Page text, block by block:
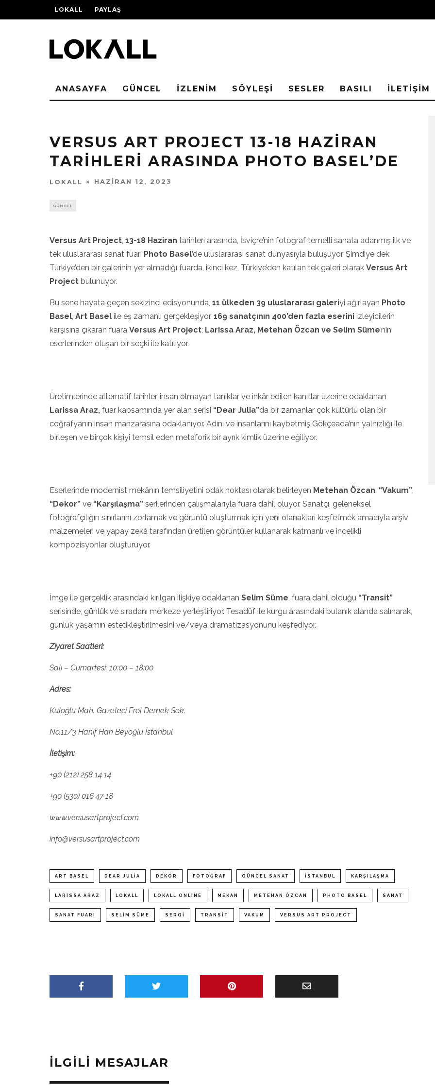
LOKALL PAYLAŞ
ANASAYFA GÜNCEL İZLENİM SÖYLEŞİ SESLER BASILI İLETİŞİM
VERSUS ART PROJECT 13-18 HAZIRAN
TARIHLERI ARASINDA PHOTO BASEL’DE
LOKALL HAZIRAN 12, 2023
GÜNCEL
Versus Art Project 13-18 Haziran tarihleri arasında, İsviçre’nin fotoğraf temelli sanata adanmış ilk ve
tek uluslararası sanat fuarı Photo Basel’de uluslararası sanat dünyasıyla buluşuyor. Şimdiye dek
Türkiye’den bir galerinin yer almadığı fuarda, ikinci kez, Türkiye’den katılan tek galeri olarak Versus Art
Project bulunuyor.
Bu sene hayata geçen sekizinci edisyonunda, 11 ülkeden 39 uluslararası galeriyi ağırlayan Photo
Basel Art Basel ile eş zamanlı gerçekleşiyor. 169 sanatçının 400’den fazla eserini izleyicilerin
karşısına çıkaran fuara Versus Art Project; Larissa Araz, Metehan Özcan ve Selim Süme’nin
eserlerinden oluşan bir seçki ile katılıyor.
Üretimlerinde alternatif tarihler, insan olmayan tanıklar ve inkâr edilen kanıtlar üzerine odaklanan
Larissa Araz, fuar kapsamında yer alan serisi “Dear Julia”da bir zamanlar çok kültürlü olan bir
coğrafyanın insan manzarasına odaklanıyor. Adını ve insanlarını kaybetmiş Gökçeada’nın yalnızlığı ile
birleşen ve birçok kişiyi temsil eden metaforik bir ayrık kimlik üzerine eğiliyor.
Eserlerinde modernist mekânın temsiliyetini odak noktası olarak belirleyen Metehan Özcan “Vakum”
“Dekor” ve “Karşılaşma” serilerinden çalışmalarıyla fuara dahil oluyor. Sanatçı, geleneksel
fotoğrafçılığın sınırlarını zorlamak ve görüntü oluşturmak için yeni olanakları keşfetmek amacıyla arşiv
malzemeleri ve yapay zekâ tarafından üretilen görüntüler kullanarak katmanlı ve incelikli
kompozisyonlar oluşturuyor.
İmge ile gerçeklik arasındaki kırılgan ilişkiye odaklanan Selim Süme , fuara dahil olduğu “Transit”
serisinde, günlük ve sıradanı merkeze yerleştiriyor. Tesadüf ile kurgu arasındaki bulanık alanda salınarak,
günlük yaşamın estetikleştirilmesini ve/veya dramatizasyonunu keşfediyor.
Ziyaret Saatleri:
Salı – Cumartesi: 10:00 – 18:00
Adres:
Kuloğlu Mah. Gazeteci Erol Dernek Sok.
No.11/3 Hanif Han Beyoğlu İstanbul
İletişim:
+90 (212) 258 14 14
+90 (530) 016 47 18
www.versusartproject.com
info@versusartproject.com
ART BASEL DEAR JULIA DEKOR FOTOĞRAF GÜNCEL SANAT ISTANBUL KARŞILAŞMA
LARISSA ARAZ LOKALL LOKALL ONLINE MEKAN METEHAN ÖZCAN PHOTO BASEL SANAT
SANAT FUARI SELIM SÜME SERGI TRANSIT VAKUM VERSUS ART PROJECT
İLGILI MESAJLAR
BIR YÜRÜYÜŞ: “ÜÇ ADIM”
TÜM DIJITAL MÜZIK
PLATFORMLARINDA
YAYINDA!
BEYOND THE BEAT:
UNDERSTANDING